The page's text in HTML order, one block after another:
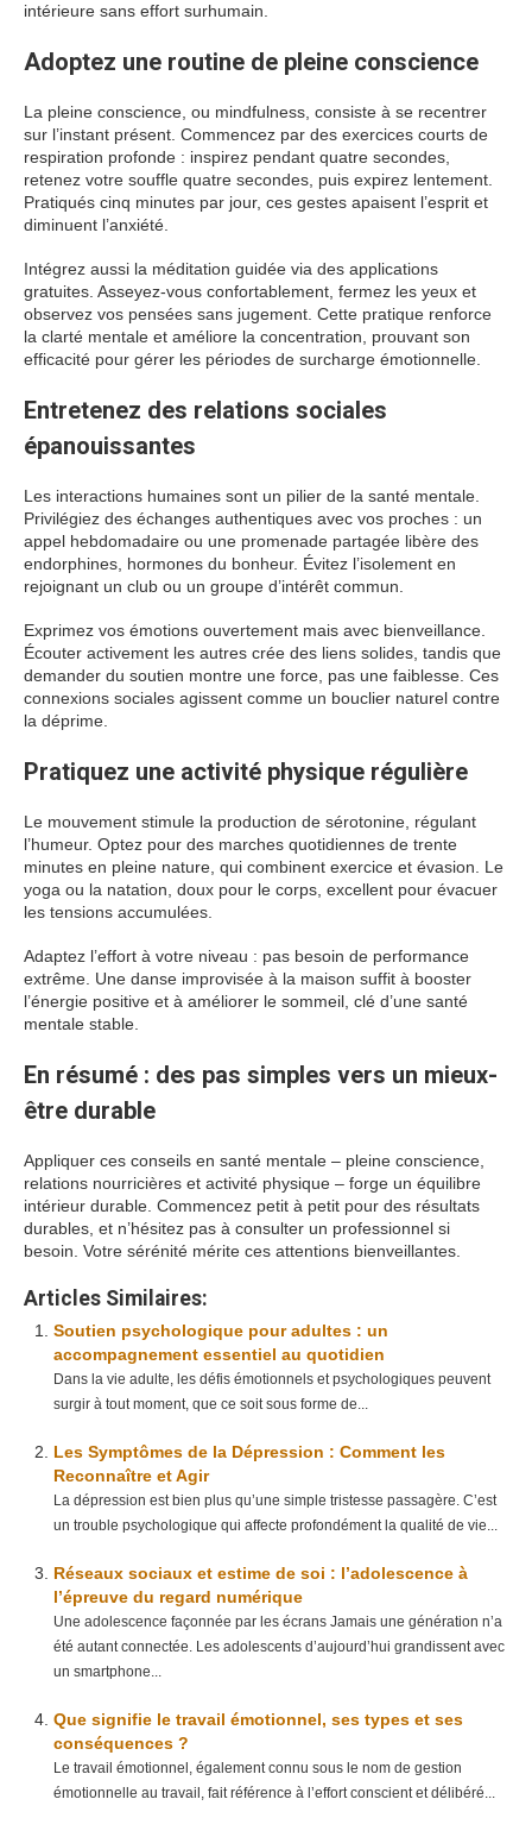
intérieure sans effort surhumain.
Adoptez une routine de pleine conscience
La pleine conscience, ou mindfulness, consiste à se recentrer
sur l’instant présent. Commencez par des exercices courts de
respiration profonde : inspirez pendant quatre secondes,
retenez votre souffle quatre secondes, puis expirez lentement.
Pratiqués cinq minutes par jour, ces gestes apaisent l’esprit et
diminuent l’anxiété.
Intégrez aussi la méditation guidée via des applications
gratuites. Asseyez-vous confortablement, fermez les yeux et
observez vos pensées sans jugement. Cette pratique renforce
la clarté mentale et améliore la concentration, prouvant son
efficacité pour gérer les périodes de surcharge émotionnelle.
Entretenez des relations sociales
épanouissantes
Les interactions humaines sont un pilier de la santé mentale.
Privilégiez des échanges authentiques avec vos proches : un
appel hebdomadaire ou une promenade partagée libère des
endorphines, hormones du bonheur. Évitez l’isolement en
rejoignant un club ou un groupe d’intérêt commun.
Exprimez vos émotions ouvertement mais avec bienveillance.
Écouter activement les autres crée des liens solides, tandis que
demander du soutien montre une force, pas une faiblesse. Ces
connexions sociales agissent comme un bouclier naturel contre
la déprime.
Pratiquez une activité physique régulière
Le mouvement stimule la production de sérotonine, régulant
l’humeur. Optez pour des marches quotidiennes de trente
minutes en pleine nature, qui combinent exercice et évasion. Le
yoga ou la natation, doux pour le corps, excellent pour évacuer
les tensions accumulées.
Adaptez l’effort à votre niveau : pas besoin de performance
extrême. Une danse improvisée à la maison suffit à booster
l’énergie positive et à améliorer le sommeil, clé d’une santé
mentale stable.
En résumé : des pas simples vers un mieux-
être durable
Appliquer ces conseils en santé mentale – pleine conscience,
relations nourricières et activité physique – forge un équilibre
intérieur durable. Commencez petit à petit pour des résultats
durables, et n’hésitez pas à consulter un professionnel si
besoin. Votre sérénité mérite ces attentions bienveillantes.
Articles Similaires:
Soutien psychologique pour adultes : un
accompagnement essentiel au quotidien
Dans la vie adulte, les défis émotionnels et psychologiques peuvent
surgir à tout moment, que ce soit sous forme de...
Les Symptômes de la Dépression : Comment les
Reconnaître et Agir
La dépression est bien plus qu’une simple tristesse passagère. C’est
un trouble psychologique qui affecte profondément la qualité de vie...
Réseaux sociaux et estime de soi : l’adolescence à
l’épreuve du regard numérique
Une adolescence façonnée par les écrans Jamais une génération n’a
été autant connectée. Les adolescents d’aujourd’hui grandissent avec
un smartphone...
Que signifie le travail émotionnel, ses types et ses
conséquences ?
Le travail émotionnel, également connu sous le nom de gestion
émotionnelle au travail, fait référence à l’effort conscient et délibéré...